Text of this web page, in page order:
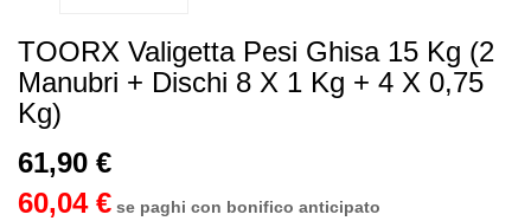
TOORX Valigetta Pesi Ghisa 15 Kg (2
Manubri + Dischi 8 X 1 Kg + 4 X 0,75
Kg)
61,90 €
60,04 € se paghi con bonifico anticipato